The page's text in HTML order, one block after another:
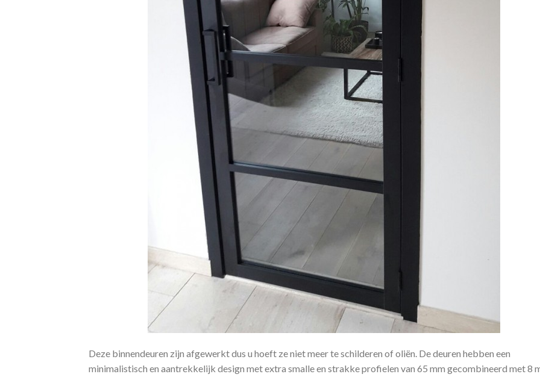
Deze binnendeuren zijn afgewerkt dus u hoeft ze niet meer te schilderen of oliën. De deuren hebben een
minimalistisch en aantrekkelijk design met extra smalle en strakke profielen van 65 mm gecombineerd met 8